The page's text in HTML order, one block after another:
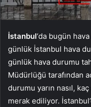
İstanbul‘da bugün
günlük İstanbul hava
günlük hava durumu
Müdürlüğü tarafından
durumu yarın nasıl,
merak ediliyor.